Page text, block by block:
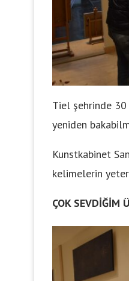
Tiel şehrinde 30
yeniden
Kunstkabinet
kelimelerin
ÇOK SEVDİĞİM